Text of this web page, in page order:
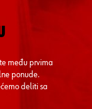
među prvima
ponude.
deliti sa